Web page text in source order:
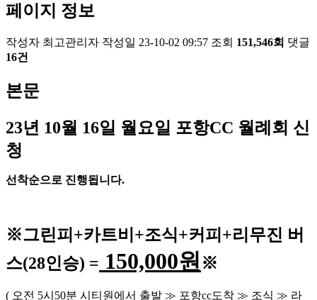
페이지 정보
작성자 최고관리자 작성일 23-10-02 09:57 조회 151,546회 댓글
16건
본문
23년 10월 16일 월요일 포항CC 월례회 신
청
선착순으로 진행됩니다.
※그린피 +카트비 +조식+커피+리무진 버
스(28인승) = 150,000원 ※
( 오전 5시 50분 시티원에서 출발 ≫ 포항cc도착 ≫ 조식 ≫ 라